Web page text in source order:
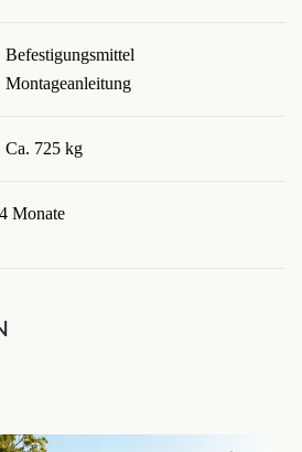
Befestigungsmittel
Montageanleitung
Ca. 725 kg
Monate